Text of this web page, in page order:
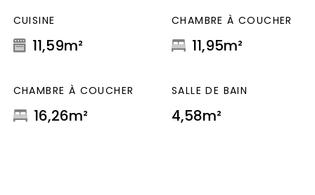
CUISINE
11,59m²
CHAMBRE À COUCHER
11,95m²
CHAMBRE À COUCHER
16,26m²
SALLE DE BAIN
4,58m²